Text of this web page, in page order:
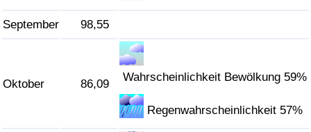
September 98,55
Oktober 86,09
Wahrscheinlichkeit Bewölkung 59%
Regenwahrscheinlichkeit 57%